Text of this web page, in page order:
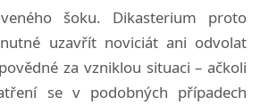
šoku. Dikasterium proto
uzavřít noviciát ani odvolat
za vzniklou situaci – ačkoli
se v podobných případech